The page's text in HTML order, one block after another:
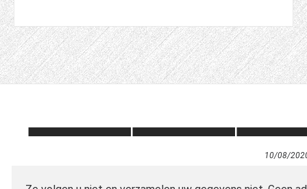
10/08/